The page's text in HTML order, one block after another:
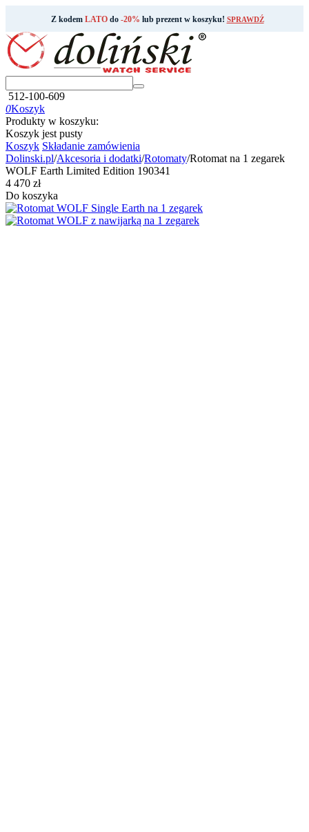
Z kodem LATOdo -20% lub prezent w koszyku! SPRAWDŹ
512-100-609
0Koszyk
Produkty w koszyku:
Koszyk jest pusty
Koszyk Składanie zamówienia
Dolinski.pl/Akcesoria i dodatki/Rotomaty/Rotomat na 1 zegarek
WOLF Earth Limited Edition 190341
‍4 470‍ zł
Do koszyka